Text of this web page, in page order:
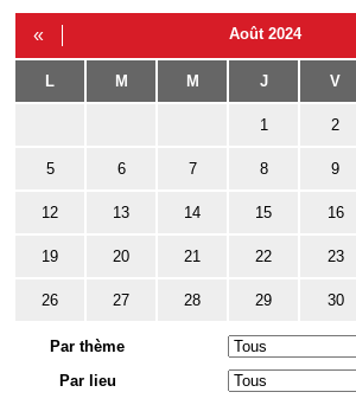
« Août 2024
L M M J V
1 2
5 6 7 8 9
12 13 14 15 16
19 20 21 22 23
26 27 28 29 30
Par thème
Par lieu